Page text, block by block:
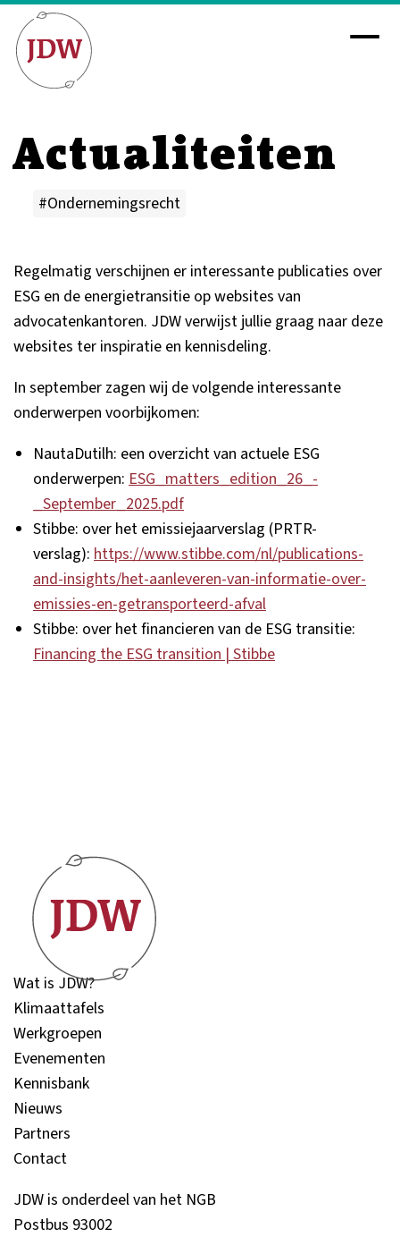
Actualiteiten
#Ondernemingsrecht
Regelmatig verschijnen er interessante publicaties over
ESG en de energietransitie op websites van
advocatenkantoren. JDW verwijst jullie graag naar deze
websites ter inspiratie en kennisdeling.
In september zagen wij de volgende interessante
onderwerpen voorbijkomen:
NautaDutilh: een overzicht van actuele ESG
onderwerpen: ESG_matters_edition_26_-
_September_2025.pdf
Stibbe: over het emissiejaarverslag (PRTR-
verslag): https://www.stibbe.com/nl/publications-
and-insights/het-aanleveren-van-informatie-over-
emissies-en-getransporteerd-afval
Stibbe: over het financieren van de ESG transitie:
Financing the ESG transition | Stibbe
Wat is JDW?
Klimaattafels
Werkgroepen
Evenementen
Kennisbank
Nieuws
Partners
Contact
JDW is onderdeel van het NGB
Postbus 93002